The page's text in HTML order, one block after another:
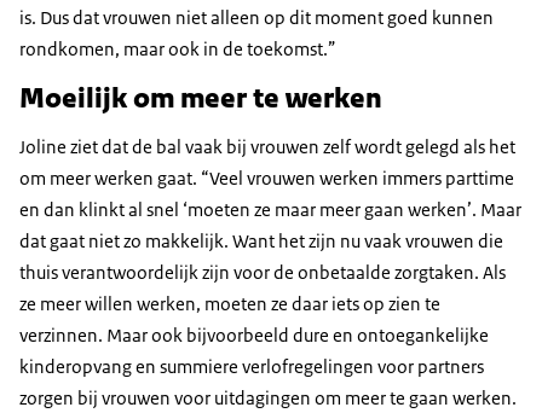
is. Dus dat vrouwen niet alleen op dit moment goed kunnen
rondkomen, maar ook in de toekomst.”
Moeilijk om meer te werken
Joline ziet dat de bal vaak bij vrouwen zelf wordt gelegd als het
om meer werken gaat. “Veel vrouwen werken immers parttime
en dan klinkt al snel ‘moeten ze maar meer gaan werken’. Maar
dat gaat niet zo makkelijk. Want het zijn nu vaak vrouwen die
thuis verantwoordelijk zijn voor de onbetaalde zorgtaken. Als
ze meer willen werken, moeten ze daar iets op zien te
verzinnen. Maar ook bijvoorbeeld dure en ontoegankelijke
kinderopvang en summiere verlofregelingen voor partners
zorgen bij vrouwen voor uitdagingen om meer te gaan werken.